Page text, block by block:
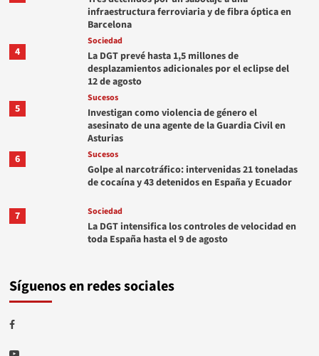
infraestructura ferroviaria y de fibra óptica en
Barcelona
4
Sociedad
La DGT prevé hasta 1,5 millones de
desplazamientos adicionales por el eclipse del
12 de agosto
5
Sucesos
Investigan como violencia de género el
asesinato de una agente de la Guardia Civil en
Asturias
6
Sucesos
Golpe al narcotráfico: intervenidas 21 toneladas
de cocaína y 43 detenidos en España y Ecuador
7 Sociedad
La DGT intensifica los controles de velocidad en
toda España hasta el 9 de agosto
Síguenos en redes sociales
Facebook
Youtube